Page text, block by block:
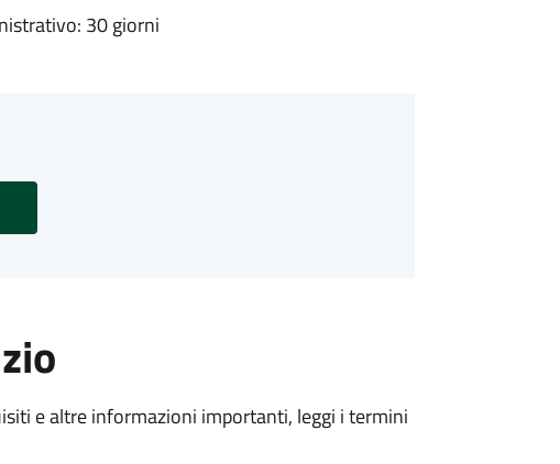
30 giorni
e altre informazioni importanti, leggi i termini